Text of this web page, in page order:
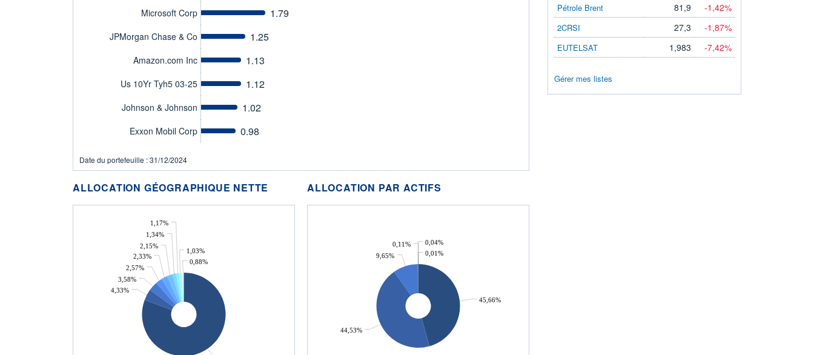
Microsoft Corp 1.79
JPMorgan Chase & Co 1.25
Amazon.com Inc 1.13
Us 10Yr Tyh5 03-25 1.12
Johnson & Johnson 1.02
Exxon Mobil Corp 0.98
Date du portefeuille : 31/12/2024
ALLOCATION GÉOGRAPHIQUE NETTE
4,33%
3,58%
2,57%
2,33%
2,15%
1,34%
1,17%
1,03%
0,88%
ALLOCATION PAR ACTIFS
45,66%
44,53%
9,65%
0,11%
0,04%
0,01%
Pétrole Brent 81,9 -1,42%
2CRSI 27,3 -1,87%
EUTELSAT 1,983 -7,42%
Gérer mes listes